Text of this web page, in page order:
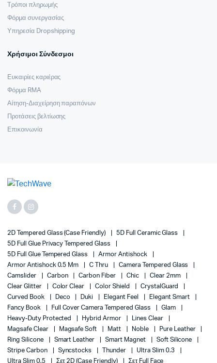
Τρόποι πληρωμής
Φόρμα συνεργασίας
Υπηρεσία Dropshipping
Χρήσιμοι Σύνδεσμοι
Ευκαιρίες καριέρας
Φόρμα RMA
Αίτηση-Διαχείρηση παραπόνων
Προτάσεις βελτίωσης
Επικοινωνία
2D Tempered Glass (case Friendly)
5D Full Ceramic Glass
5D Full Glue Privacy Tempered Glass
5D Full Glue Tempered Glass
Armor Antishock
Armor Antishock 0.5 Mm
C Thru
Camera Tempered Glass
Camslider
Carbon Carbon Fiber Chic
Clear 2mm
Clear Glitter
Color Clear Color Shield
CrystalGuard
Curved Book
Deco Duki Elegant Feel
Elegant Smart
Fancy Book
Full Cover Camera Tempered Glass
Glam
Heavy-Duty Protected
Hybrid Armor
Lines Clear
Magsafe Clear
Magsafe Soft Matt Noble
Pure Leather
Ring Silicone
Smart Leather Smart Magnet
Soft Silicone
Stripe Carbon
Syncstocks Thunder
Ultra Slim 0.3
Ultra Slim 0.5
Σετ 2D (case Friendly) Σετ Full Face